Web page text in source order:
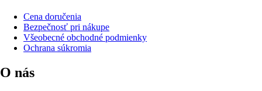
Cena doručenia
Bezpečnosť pri nákupe
Všeobecné obchodné podmienky
Ochrana súkromia
O nás